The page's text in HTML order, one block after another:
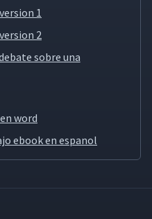
la
(JI)
de la
1
2
sobre una
word
ebook en espanol